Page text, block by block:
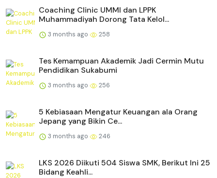
Coaching Clinic UMMI dan LPPK
Muhammadiyah Dorong Tata Kelol...
3 months ago 258
Tes Kemampuan Akademik Jadi Cermin Mutu
Pendidikan Sukabumi
3 months ago 256
5 Kebiasaan Mengatur Keuangan ala Orang
Jepang yang Bikin Ce...
3 months ago 246
LKS 2026 Diikuti 504 Siswa SMK, Berikut Ini 25
Bidang Keahli...